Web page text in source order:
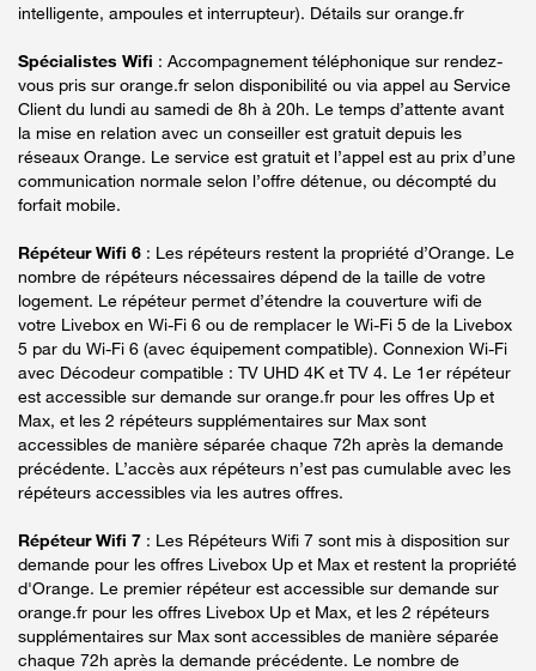
intelligente, ampoules et interrupteur). Détails sur orange.fr
Spécialistes Wifi : Accompagnement téléphonique sur rendez-
vous pris sur orange.fr selon disponibilité ou via appel au Service
Client du lundi au samedi de 8h à 20h. Le temps d’attente avant
la mise en relation avec un conseiller est gratuit depuis les
réseaux Orange. Le service est gratuit et l’appel est au prix d’une
communication normale selon l’offre détenue, ou décompté du
forfait mobile.
Répéteur Wifi 6 : Les répéteurs restent la propriété d’Orange. Le
nombre de répéteurs nécessaires dépend de la taille de votre
logement. Le répéteur permet d’étendre la couverture wifi de
votre Livebox en Wi-Fi 6 ou de remplacer le Wi-Fi 5 de la Livebox
5 par du Wi-Fi 6 (avec équipement compatible). Connexion Wi-Fi
avec Décodeur compatible : TV UHD 4K et TV 4. Le 1er répéteur
est accessible sur demande sur orange.fr pour les offres Up et
Max, et les 2 répéteurs supplémentaires sur Max sont
accessibles de manière séparée chaque 72h après la demande
précédente. L’accès aux répéteurs n’est pas cumulable avec les
répéteurs accessibles via les autres offres.
Répéteur Wifi 7 : Les Répéteurs Wifi 7 sont mis à disposition sur
demande pour les offres Livebox Up et Max et restent la propriété
d'Orange. Le premier répéteur est accessible sur demande sur
orange.fr pour les offres Livebox Up et Max, et les 2 répéteurs
supplémentaires sur Max sont accessibles de manière séparée
chaque 72h après la demande précédente. Le nombre de